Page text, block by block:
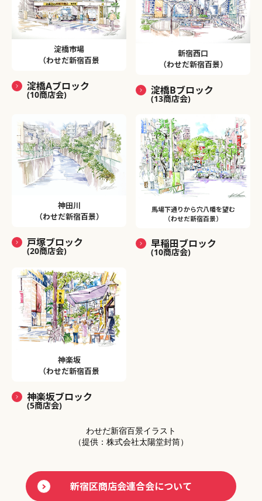
淀橋市場
（わせだ新宿百景
淀橋Aブロック
(10商店会)
新宿西口
（わせだ新宿百景）
淀橋Bブロック
(13商店会)
神田川
（わせだ新宿百景）
戸塚ブロック
(20商店会)
馬場下通りから穴八幡を望む
（わせだ新宿百景）
早稲田ブロック
(10商店会)
神楽坂
（わせだ新宿百景
神楽坂ブロック
(5商店会)
わせだ新宿百景イラスト
（提供：株式会社太陽堂封筒）
新宿区商店会連合会について